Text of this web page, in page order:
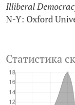
Illiberal
N-Y: Oxford
Статистика